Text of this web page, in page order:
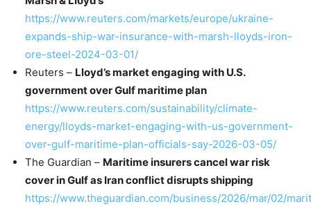
https://www.reuters.com/markets/europe/ukraine-
expands-ship-war-insurance-with-marsh-lloyds-iron-
ore-steel-2024-03-01/
Reuters – Lloyd’s market engaging with U.S.
government over Gulf maritime plan
https://www.reuters.com/sustainability/climate-
energy/lloyds-market-engaging-with-us-government-
over-gulf-maritime-plan-officials-say-2026-03-05/
The Guardian – Maritime insurers cancel war risk
cover in Gulf as Iran conflict disrupts shipping
https://www.theguardian.com/business/2026/mar/02/